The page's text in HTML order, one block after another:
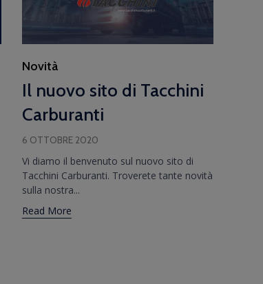
Category
Novità
Il nuovo sito di Tacchini
Carburanti
6 OTTOBRE 2020
Vi diamo il benvenuto sul nuovo sito di
Tacchini Carburanti. Troverete tante novità
sulla nostra...
Read More